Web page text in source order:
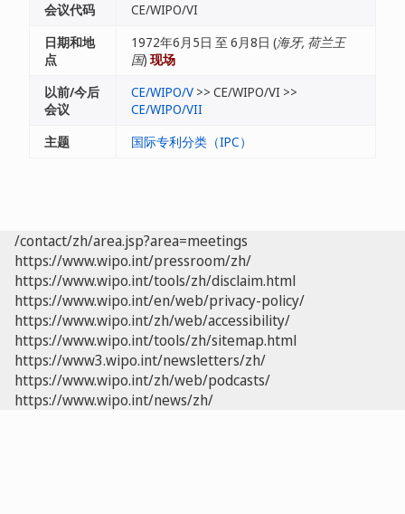
会议代码
CE/WIPO/VI
日期和地
点
1972年6月5日 至 6月8日 (海牙, 荷兰王
国) 现场
以前/今后
会议
CE/WIPO/V >> CE/WIPO/VI >>
CE/WIPO/VII
主题
国际专利分类（IPC）
/contact/zh/area.jsp?area=meetings
https://www.wipo.int/pressroom/zh/
https://www.wipo.int/tools/zh/disclaim.html
https://www.wipo.int/en/web/privacy-policy/
https://www.wipo.int/zh/web/accessibility/
https://www.wipo.int/tools/zh/sitemap.html
https://www3.wipo.int/newsletters/zh/
https://www.wipo.int/zh/web/podcasts/
https://www.wipo.int/news/zh/